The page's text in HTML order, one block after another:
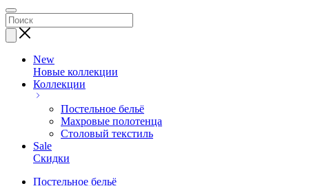
New
Новые коллекции
Коллекции
Постельное бельё
Махровые полотенца
Столовый текстиль
Sale
Скидки
Постельное бельё